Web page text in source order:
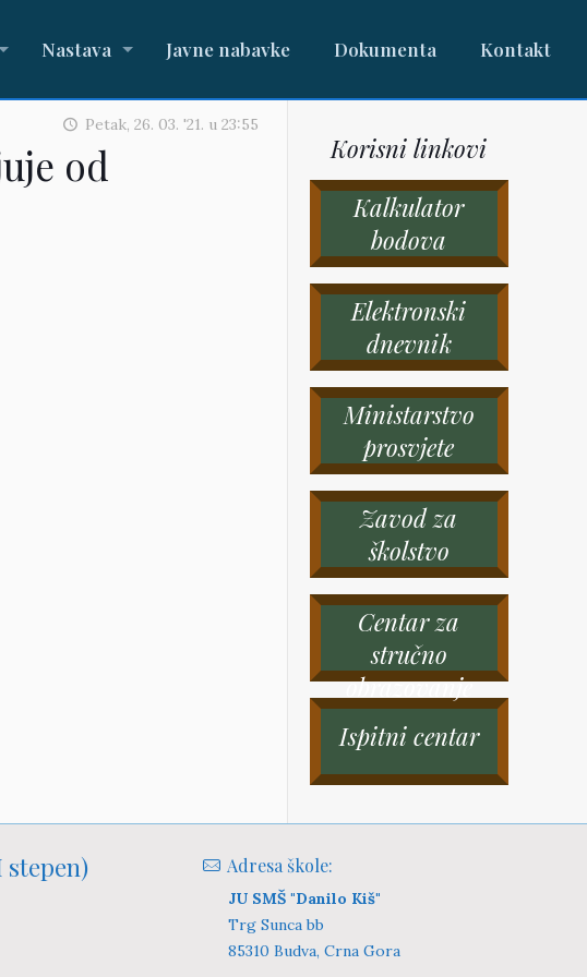
Nastava Javne nabavke Dokumenta Kontakt
Petak, 26. 03. '21. u 23:55
od
Korisni linkovi
Kalkulator
bodova
Elektronski
dnevnik
Ministarstvo
prosvjete
Zavod za
školstvo
Centar za
stručno
obrazovanje
Ispitni centar
Adresa škole:
JU SMŠ "Danilo Kiš"
Trg Sunca bb
85310 Budva, Crna Gora